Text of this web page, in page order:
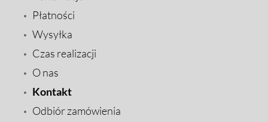
Płatności
Wysyłka
Czas realizacji
O nas
Kontakt
Odbiór zamówienia